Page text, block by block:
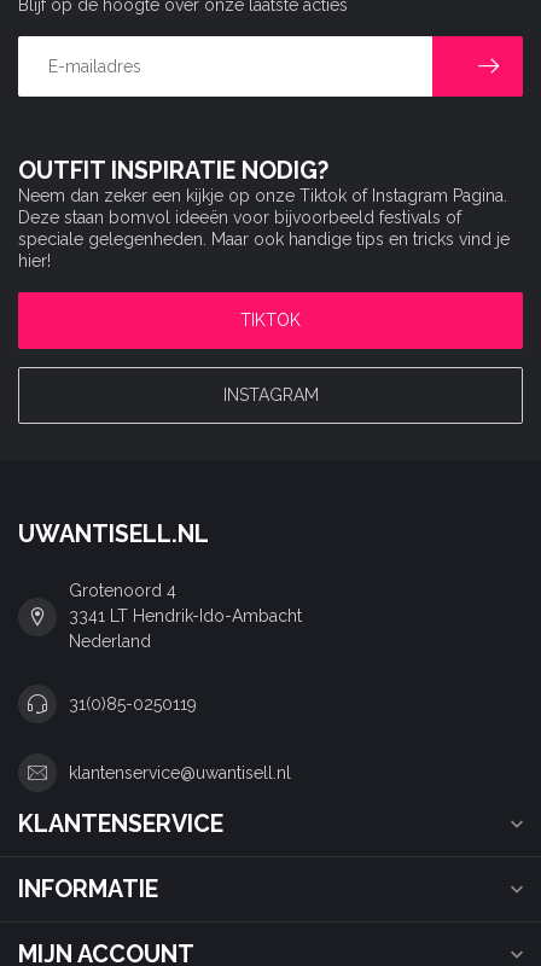
OUTFIT INSPIRATIE NODIG?
Neem dan zeker een kijkje op onze Tiktok of Instagram Pagina.
Deze staan bomvol ideeën voor bijvoorbeeld festivals of
speciale gelegenheden. Maar ook handige tips en tricks vind je
hier!
TIKTOK
INSTAGRAM
Blijf op de hoogte over onze laatste acties
UWANTISELL.NL
Grotenoord 4
3341 LT Hendrik-Ido-Ambacht
Nederland
31(0)85-0250119
klantenservice@uwantisell.nl
KLANTENSERVICE
INFORMATIE
MIJN ACCOUNT